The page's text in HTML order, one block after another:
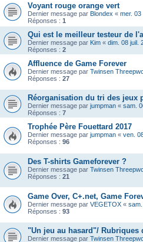
Voyant rouge orange vert
Dernier message par Blondex « mer. 03
Réponses : 1
Qui est le meilleur testeur de
Dernier message par Kim « dim. 08 juil.
Réponses : 2
Affluence de Game Forever
Dernier message par Twinsen
Réponses : 27
Réorganisation du tri des jeux
Dernier message par jumpman « sam.
Réponses : 7
Trophée Père Fouettard 2017
Dernier message par jumpman « ven.
Réponses : 96
Des T-shirts Gameforever ?
Dernier message par Twinsen
Réponses : 21
Game Over, C+.net, Game
Dernier message par VEGETOX «
Réponses : 93
"Un jeu au hasard"/ Rubriques
Dernier message par Twinsen